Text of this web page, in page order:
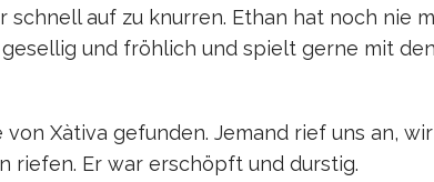
auf zu knurren. Ethan hat noch nie
und fröhlich und spielt gerne mit den
Xàtiva gefunden. Jemand rief uns an, wir
riefen. Er war erschöpft und durstig.